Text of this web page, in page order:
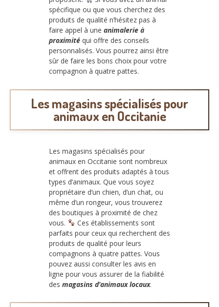
spécifique ou que vous cherchez des
produits de qualité n’hésitez pas à
faire appel à une animalerie à
proximité qui offre des conseils
personnalisés. Vous pourrez ainsi être
sûr de faire les bons choix pour votre
compagnon à quatre pattes.
Les magasins spécialisés pour
animaux en Occitanie
Les magasins spécialisés pour
animaux en Occitanie sont nombreux
et offrent des produits adaptés à tous
types d’animaux. Que vous soyez
propriétaire d’un chien, d’un chat, ou
même d’un rongeur, vous trouverez
des boutiques à proximité de chez
vous.
Ces établissements sont
parfaits pour ceux qui recherchent des
produits de qualité pour leurs
compagnons à quatre pattes. Vous
pouvez aussi consulter les avis en
ligne pour vous assurer de la fiabilité
des magasins d’animaux locaux.